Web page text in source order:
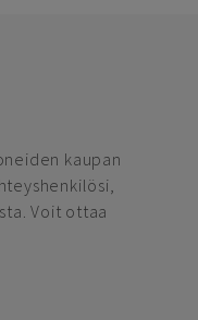
kaupan
Voit ottaa